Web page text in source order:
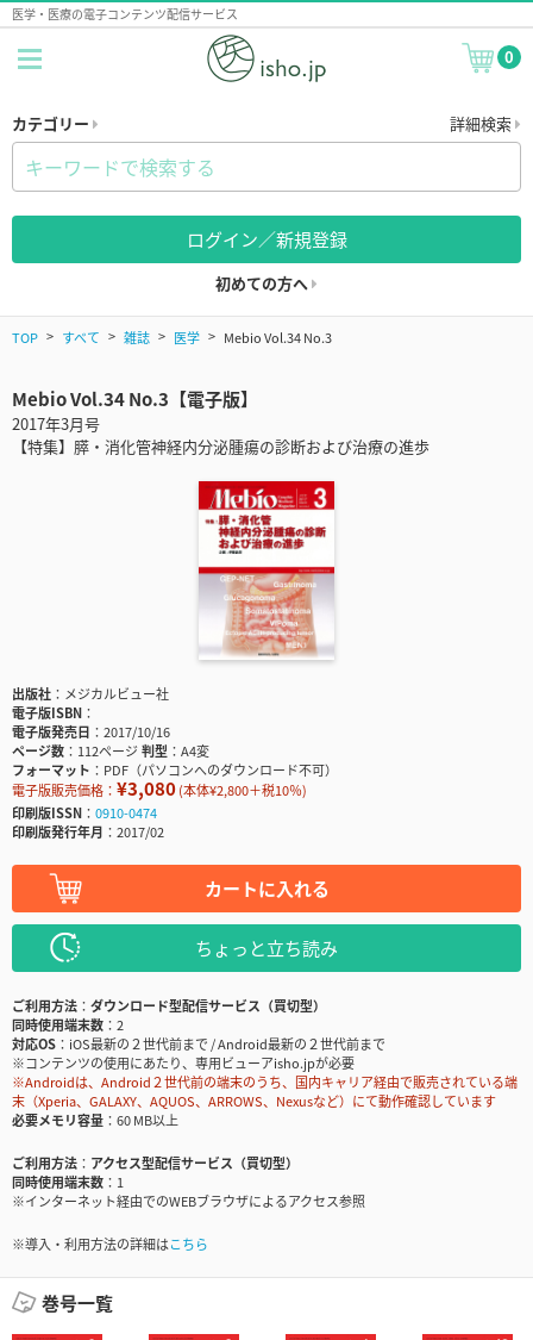
医学・医療の電子コンテンツ配信サービス
0
カテゴリー 詳細検索
ログイン／新規登録
初めての方へ
TOP すべて 雑誌 医学 Mebio Vol.34 No.3
Mebio Vol.34 No.3【電子版】
2017年3月号
【特集】膵・消化管神経内分泌腫瘍の診断および治療の進歩
出版社
メジカルビュー社
電子版ISBN
電子版発売日
2017/10/16
ページ数
112ページ判型
A4変
フォーマット
PDF（パソコンへのダウンロード不可）
電子版販売価格： ¥3,080(本体¥2,800＋税10％)
印刷版ISSN
0910-0474
印刷版発行年月
2017/02
カートに入れる
ちょっと立ち読み
ご利用方法
ダウンロード型配信サービス（買切型）
同時使用端末数
2
対応OS
iOS最新の２世代前まで / Android最新の２世代前まで
※コンテンツの使用にあたり、専用ビューアisho.jpが必要
※Androidは、Android２世代前の端末のうち、国内キャリア経由で販売されている端
末（Xperia、GALAXY、AQUOS、ARROWS、Nexusなど）にて動作確認しています
必要メモリ容量
60 MB以上
ご利用方法
アクセス型配信サービス（買切型）
同時使用端末数
1
※インターネット経由でのWEBブラウザによるアクセス参照
※導入・利用方法の詳細はこちら
巻号一覧